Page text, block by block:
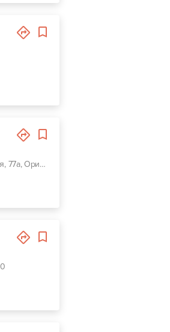
г. Мариуполь, улица Олимпийская, 77а, Ориентир АЗС Paralel